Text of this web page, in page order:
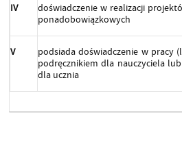
IV
doświadczenie w realizacji
ponadobowiązkowych
V
podsiada doświadczenie w pracy
podręcznikiem dla nauczyciela
dla ucznia